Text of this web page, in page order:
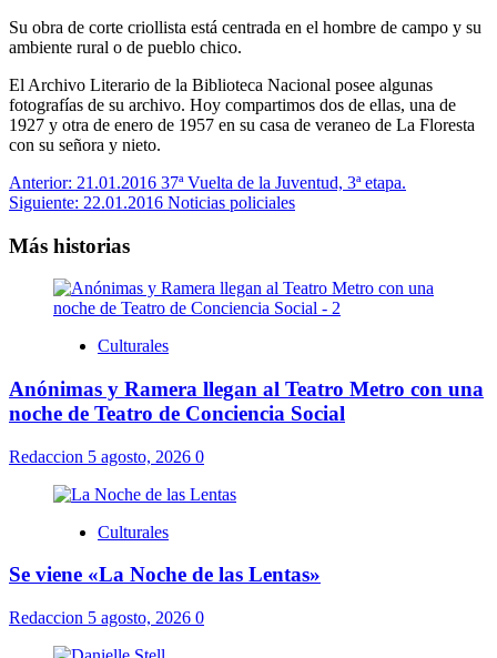
Su obra de corte criollista está centrada en el hombre de campo y su
ambiente rural o de pueblo chico.
El Archivo Literario de la Biblioteca Nacional posee algunas
fotografías de su archivo. Hoy compartimos dos de ellas, una de
1927 y otra de enero de 1957 en su casa de veraneo de La Floresta
con su señora y nieto.
Navegación
de
entradas
Anterior: 21.01.2016 37ª Vuelta de la Juventud, 3ª etapa.
Siguiente: 22.01.2016 Noticias policiales
Más historias
Culturales
Anónimas y Ramera llegan al Teatro Metro con una
noche de Teatro de Conciencia Social
Redaccion 5 agosto, 2026 0
Culturales
Se viene «La Noche de las Lentas»
Redaccion 5 agosto, 2026 0